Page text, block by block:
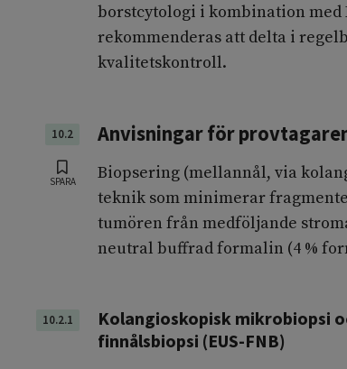
borstcytologi i kombination med
rekommenderas att delta i
kvalitetskontroll.
10.2 Anvisningar för
SPARA
Biopsering (mellannål, via
teknik som minimerar
tumören från medföljande
neutral buffrad formalin (4 %
10.2.1
Kolangioskopisk mikrobiopsi
finnålsbiopsi (EUS-FNB)